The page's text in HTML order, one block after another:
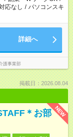
応なし / パソコンスキ
詳細へ
護事業部
掲載日：2026.08.04
NEW
＊お部